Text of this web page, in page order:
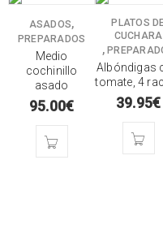
ASADOS,
PREPARADOS
Medio
cochinillo
asado
95.00€
PLATOS
CUCHARA
,
Albóndigas
tomate, 4
39.95€